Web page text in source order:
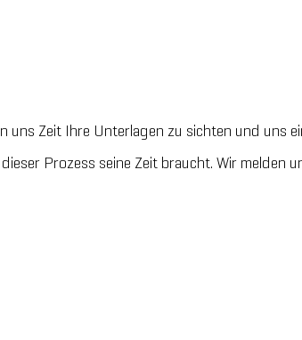
Zeit Ihre Unterlagen zu sichten und uns
Prozess seine Zeit braucht. Wir melden